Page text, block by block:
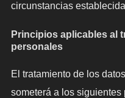
circunstancias
Principios aplicables al
personales
El tratamiento de los
someterá a los siguientes